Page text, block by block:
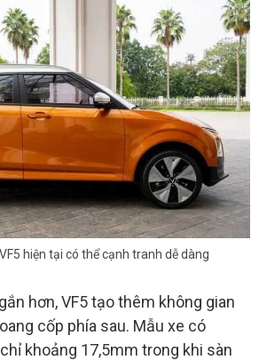
hiện tại có thể cạnh tranh dễ dàng
hơn, VF5 tạo thêm không gian
cốp phía sau. Mẫu xe có
khoảng 17,5mm trong khi sàn